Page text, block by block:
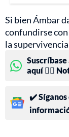
Si bien Ámbar
confundirse
la
aquí 👉🏻
✔️ Síganos